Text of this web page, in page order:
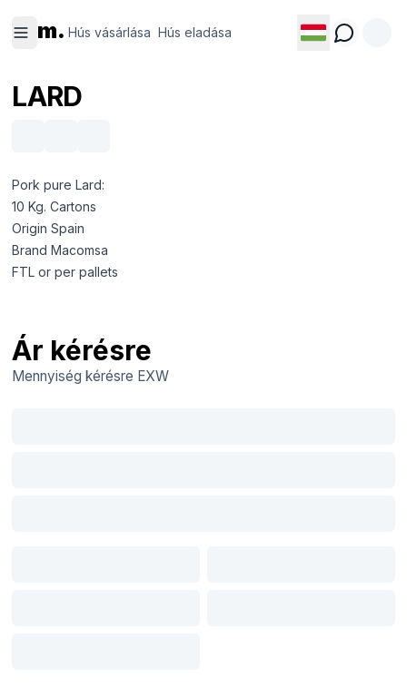
m. Hús vásárlása Hús eladása
vásárlása eladása
LARD
Pork pure Lard:
10 Kg. Cartons
Origin Spain
Brand Macomsa
FTL or per pallets
Ár kérésre
Mennyiség kérésre EXW